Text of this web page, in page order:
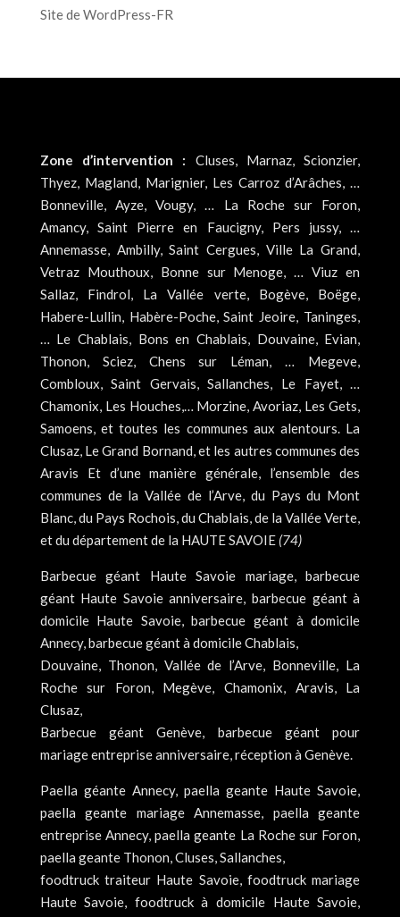
Site de WordPress-FR
Zone d’intervention : Cluses, Marnaz, Scionzier,
Thyez, Magland, Marignier, Les Carroz d’Arâches, …
Bonneville, Ayze, Vougy, … La Roche sur Foron,
Amancy, Saint Pierre en Faucigny, Pers jussy, …
Annemasse, Ambilly, Saint Cergues, Ville La Grand,
Vetraz Mouthoux, Bonne sur Menoge, … Viuz en
Sallaz, Findrol, La Vallée verte, Bogève, Boëge,
Habere-Lullin, Habère-Poche, Saint Jeoire, Taninges,
… Le Chablais, Bons en Chablais, Douvaine, Evian,
Thonon, Sciez, Chens sur Léman, … Megeve,
Combloux, Saint Gervais, Sallanches, Le Fayet, …
Chamonix, Les Houches,… Morzine, Avoriaz, Les Gets,
Samoens, et toutes les communes aux alentours. La
Clusaz, Le Grand Bornand, et les autres communes des
Aravis Et d’une manière générale, l’ensemble des
communes de la Vallée de l’Arve, du Pays du Mont
Blanc, du Pays Rochois, du Chablais, de la Vallée Verte,
et du département de la HAUTE SAVOIE (74)
Barbecue géant Haute Savoie mariage, barbecue
géant Haute Savoie anniversaire, barbecue géant à
domicile Haute Savoie, barbecue géant à domicile
Annecy, barbecue géant à domicile Chablais,
Douvaine, Thonon, Vallée de l’Arve, Bonneville, La
Roche sur Foron, Megève, Chamonix, Aravis, La
Clusaz,
Barbecue géant Genève, barbecue géant pour
mariage entreprise anniversaire, réception à Genève.
Paella géante Annecy, paella geante Haute Savoie,
paella geante mariage Annemasse, paella geante
entreprise Annecy, paella geante La Roche sur Foron,
paella geante Thonon, Cluses, Sallanches,
foodtruck traiteur Haute Savoie, foodtruck mariage
Haute Savoie, foodtruck à domicile Haute Savoie,